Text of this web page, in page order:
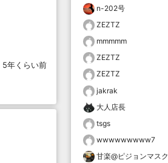
5年くらい前
n-202号
ZEZTZ
mmmmm
ZEZTZ
ZEZTZ
jakrak
大人店長
tsgs
wwwwwwwww7
甘楽@ピジョンマスク